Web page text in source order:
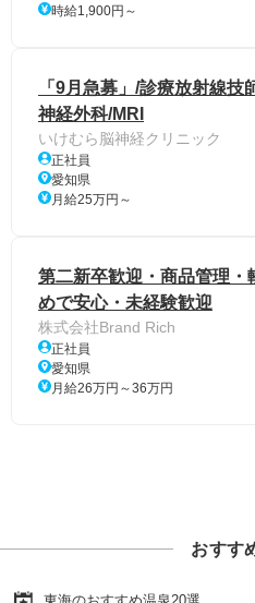
時給1,900円～
「9月急募」/診療放射線
神経外科/MRI
いけむら脳神経クリニック
正社員
愛知県
月給25万円～
第二新卒歓迎・商品管理・
めで安心・未経験歓迎
株式会社Brand Rich
正社員
愛知県
月給26万円～36万円
おすす